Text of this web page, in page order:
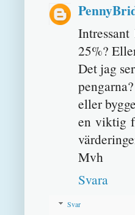
25%?
Det jag
eller
en viktig
Mvh
Svara
Svar